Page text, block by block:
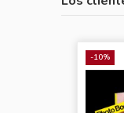
-10%